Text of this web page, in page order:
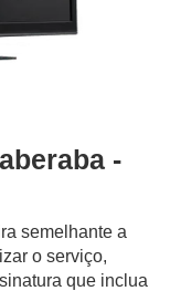
-
semelhante a
o serviço,
que inclua